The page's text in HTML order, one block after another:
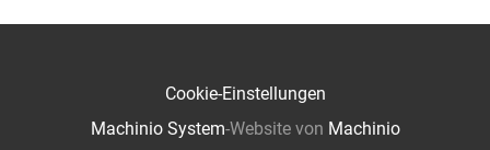
Cookie-Einstellungen
Machinio System-Website von Machinio